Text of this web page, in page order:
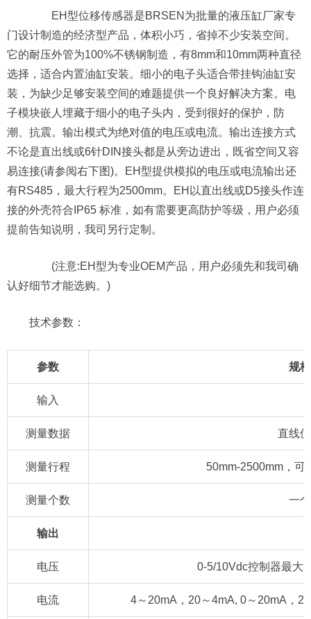
EH型位移传感器是BRSEN为批量的液压缸厂家专
门设计制造的经济型产品，体积小巧，省掉不少安装空间。
它的耐压外管为100%不锈钢制造，有8mm和10mm两种直径
选择，适合内置油缸安装。细小的电子头适合带挂钩油缸安
装，为缺少足够安装空间的难题提供一个良好解决方案。电
子模块嵌人埋藏于细小的电子头内，受到很好的保护，防
潮、抗震。输出模式为绝对值的电压或电流。输出连接方式
不论是直出线或6针DIN接头都是从旁边进出，既省空间又容
易连接(请参阅右下图)。EH型提供模拟的电压或电流输出还
有RS485，最大行程为2500mm。EH以直出线或D5接头作连
接的外壳符合IP65 标准，如有需要更高防护等级，用户必须
提前告知说明，我司另行定制。
(注意:EH型为专业OEM产品，用户必须先和我司确
认好细节才能选购。)
技术参数：
参数 规格
输入
测量数据 直线
测量行程 50mm-2500mm，可
测量个数 一个
输出
电压 0-5/10Vdc控制器最大
电流 4～20mA，20～4mA, 0～20mA，